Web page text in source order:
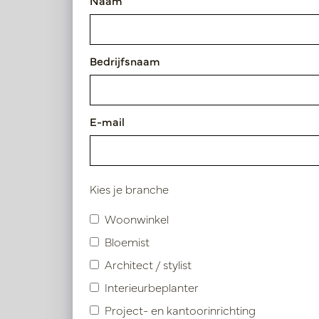
Symbolen index
Product specificaties
Vergelijkbare
Bedrijfsnaam
E-mail
Kies je branche
Woonwinkel
Bloemist
Architect / stylist
Interieurbeplanter
Project- en kantoorinrichting